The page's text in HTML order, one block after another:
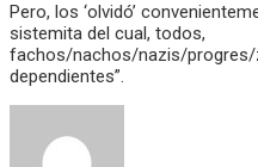
Pero, los ‘olvidó’
sistemita del cual, todos,
fachos/nachos/nazis/
dependientes”.